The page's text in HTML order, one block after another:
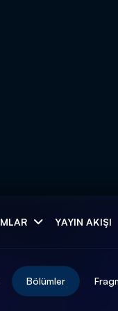
YAYIN AKIŞI
SONUÇLARI
Bölümler